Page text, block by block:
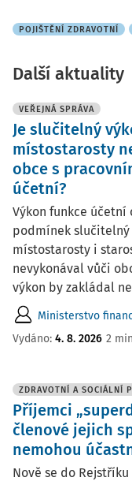
POJIŠTĚNÍ ZDRAVOTNÍ
Další aktuality
VEŘEJNÁ SPRÁVA
Je slučitelný
místostarosty
obce s
účetní?
Výkon funkce účetní
podmínek
místostarosty i
nevykonával vůči
výkon by zakládal
Ministerstvo
Vydáno: 4. 8. 2026 2
ZDRAVOTNÍ A SOCIÁLNÍ
Příjemci
členové jejich
nemohou
Nově se do